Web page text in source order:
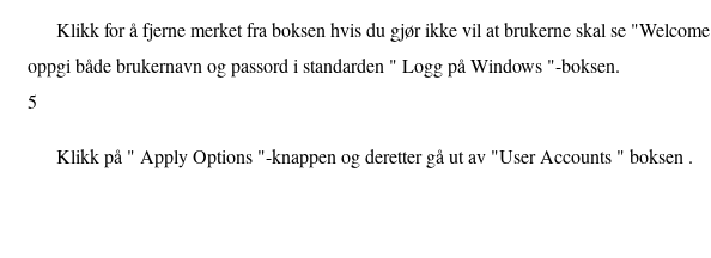
Klikk for å fjerne merket fra boksen hvis du gjør ikke vil at brukerne skal se
oppgi både brukernavn og passord i standarden " Logg på Windows "-boksen.
5
Klikk på " Apply Options "-knappen og deretter gå ut av "User Accounts " boksen .